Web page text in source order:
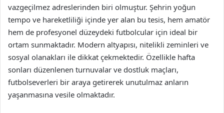
vazgeçilmez adreslerinden biri olmuştur. Şehrin yoğun
tempo ve hareketliliği içinde yer alan bu tesis, hem amatör
hem de profesyonel düzeydeki futbolcular için ideal bir
ortam sunmaktadır. Modern altyapısı, nitelikli zeminleri ve
sosyal olanakları ile dikkat çekmektedir. Özellikle hafta
sonları düzenlenen turnuvalar ve dostluk maçları,
futbolseverleri bir araya getirerek unutulmaz anların
yaşanmasına vesile olmaktadır.